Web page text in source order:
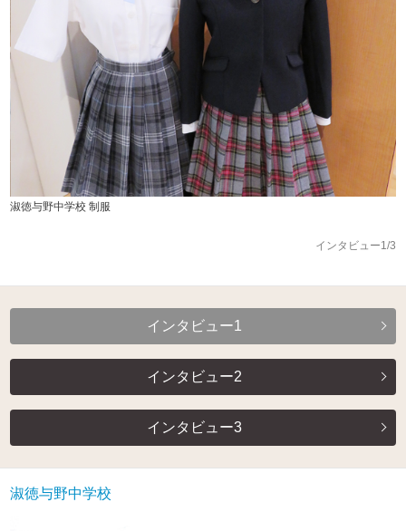
淑徳与野中学校 制服
インタビュー1/3
インタビュー1
インタビュー2
インタビュー3
淑徳与野中学校